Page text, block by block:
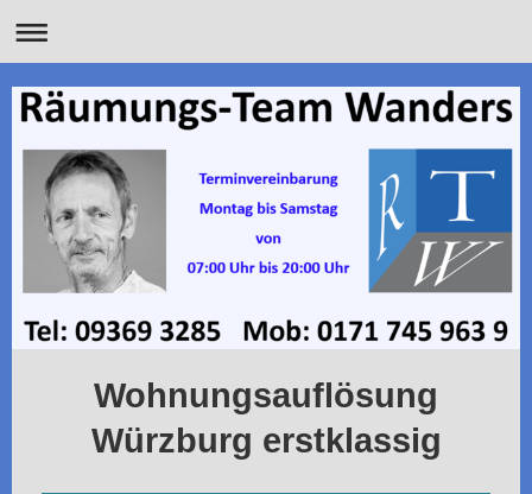
Wohnungsauflösung
Würzburg erstklassig